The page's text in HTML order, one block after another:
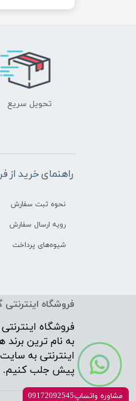
فروشگاه اینترنتی
فروشگاه اینترنتی
به نام ترین
اینترنتی به
پیش جلب کنیم.
تحویل سریع
راهنمای خرید از
نحوه ثبت سفارش
رویه ارسال سفارش
شیوه‌های پرداخت
مشاوره واتساپ09172092545